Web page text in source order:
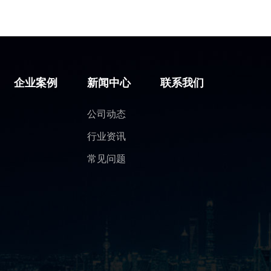
企业案例 新闻中心
公司动态
行业资讯
常见问题
联系我们